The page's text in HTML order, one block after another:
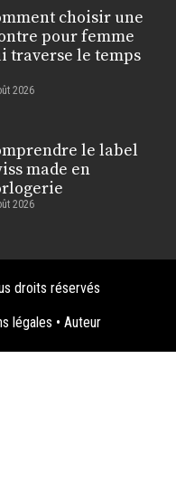
choisir une
pour femme
traverse le temps
2026
le label
made en
2026
droits réservés
légales • Auteur